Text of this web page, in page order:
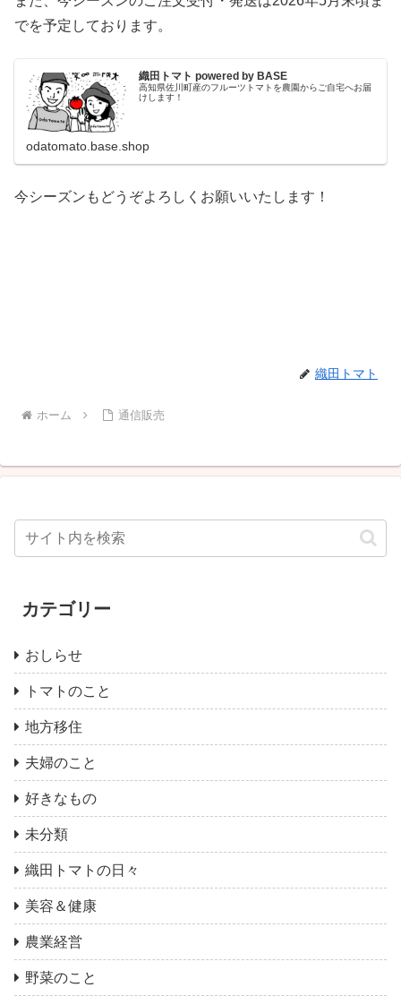
でを予定しております。
織田トマト powered by BASE
高知県佐川町産のフルーツトマトを農園からご自宅へお届
けします！
odatomato.base.shop
今シーズンもどうぞよろしくお願いいたします！
織田トマト
ホーム 通信販売
カテゴリー
おしらせ
トマトのこと
地方移住
夫婦のこと
好きなもの
未分類
織田トマトの日々
美容＆健康
農業経営
野菜のこと